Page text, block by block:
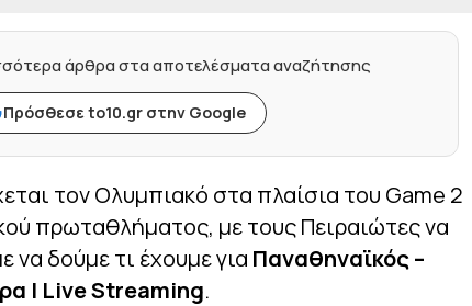
άρθρα στα αποτελέσματα αναζήτησης
Πρόσθεσε to10.gr στην Google
τον Ολυμπιακό στα πλαίσια του Game 2
πρωταθλήματος, με τους Πειραιώτες να
να δούμε τι έχουμε για Παναθηναϊκός –
| Live Streaming.